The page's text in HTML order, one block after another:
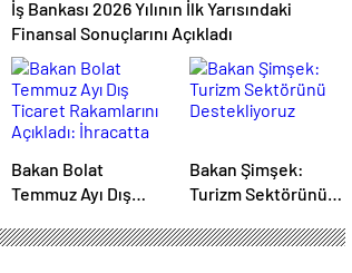
İş Bankası 2026 Yılının İlk Yarısındaki
Finansal Sonuçlarını Açıkladı
Bakan Bolat
Temmuz Ayı Dış
Açıkladı: İhracatta
Bakan Şimşek:
Turizm Sektörünü